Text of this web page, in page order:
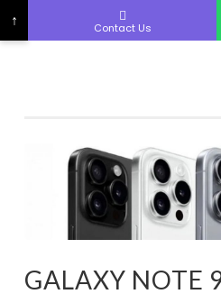
PRECIOS DE
ANDORRA
GALAXY NOTE
↑ Contact Us